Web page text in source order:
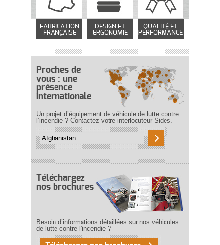
FABRICATION
FRANÇAISE
DESIGN ET
ERGONOMIE
QUALITÉ ET
PERFORMANCE
Proches de
vous : une
présence
internationale
Un projet d’équipement de véhicule de lutte contre
l’incendie ? Contactez votre interlocuteur Sides.
Téléchargez
nos brochures
Besoin d’informations détaillées sur nos véhicules
de lutte contre l’incendie ?